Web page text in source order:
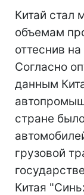
Китай стал
объемам
оттеснив
Согласно
данным
стране
грузовой
Китая